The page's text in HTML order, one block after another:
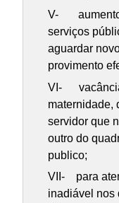
V- aumento
serviços
aguardar
provimento
VI- vacância
maternidade,
servidor que
outro do
publico;
VII- para
inadiável nos